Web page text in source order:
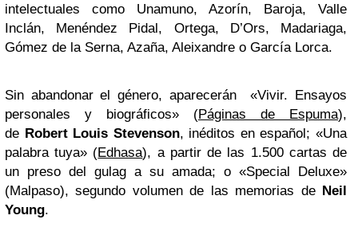
intelectuales como Unamuno, Azorín, Baroja, Valle
Inclán, Menéndez Pidal, Ortega, D’Ors, Madariaga,
Gómez de la Serna, Azaña, Aleixandre o García Lorca.
Sin abandonar el género, aparecerán «Vivir. Ensayos
personales y biográficos» (Páginas de Espuma),
de Robert Louis Stevenson, inéditos en español; «Una
palabra tuya» (Edhasa), a partir de las 1.500 cartas de
un preso del gulag a su amada; o «Special Deluxe»
(Malpaso), segundo volumen de las memorias de Neil
Young.